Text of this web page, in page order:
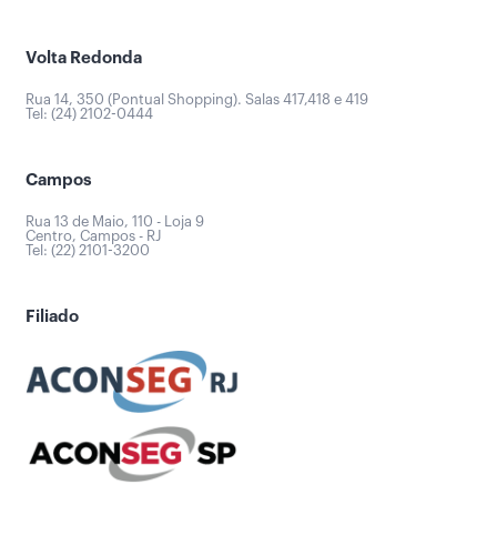
Volta Redonda
Rua 14, 350 (Pontual Shopping). Salas 417,418 e 419
Tel: (24) 2102-0444
Campos
Rua 13 de Maio, 110 - Loja 9
Centro, Campos - RJ
Tel: (22) 2101-3200
Filiado